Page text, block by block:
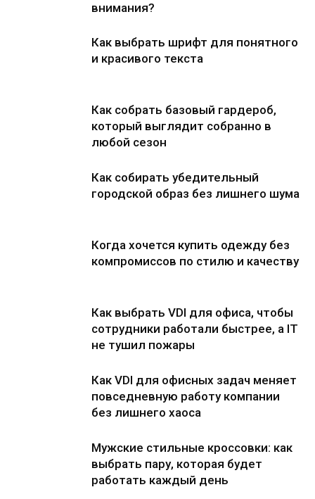
внимания?
Как выбрать шрифт для понятного
и красивого текста
Как собрать базовый гардероб,
который выглядит собранно в
любой сезон
Как собирать убедительный
городской образ без лишнего шума
Когда хочется купить одежду без
компромиссов по стилю и качеству
Как выбрать VDI для офиса, чтобы
сотрудники работали быстрее, а IT
не тушил пожары
Как VDI для офисных задач меняет
повседневную работу компании
без лишнего хаоса
Мужские стильные кроссовки: как
выбрать пару, которая будет
работать каждый день